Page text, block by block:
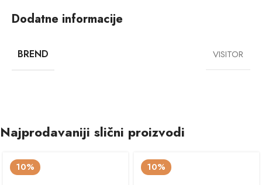
Dodatne informacije
BREND VISITOR
Najprodavaniji slični proizvodi
10% 10%